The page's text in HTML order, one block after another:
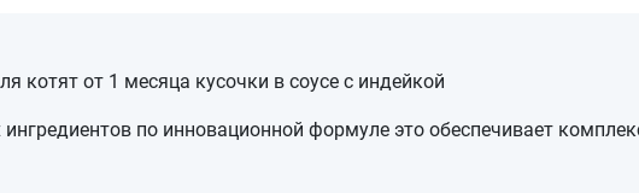
котят от 1 месяца кусочки в соусе с индейкой
по инновационной формуле это обеспечивает